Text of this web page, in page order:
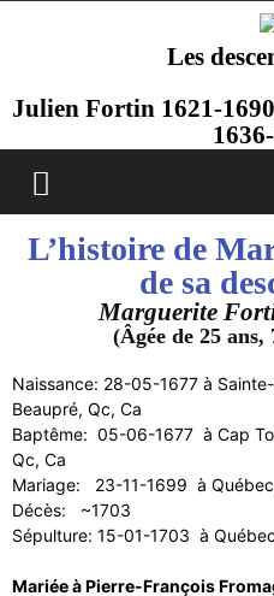
Les
Julien Fortin 1621-
L’histoire de
de sa
Marguerite
(Âgée de 25
Naissance: 28-05-1677 à
Beaupré, Qc, Ca
Baptême: 05-06-1677 à Cap
Qc, Ca
Mariage: 23-11-1699 à
Décès: ~1703
Sépulture: 15-01-1703 à
Mariée à Pierre-François